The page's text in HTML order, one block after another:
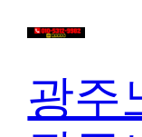
광주